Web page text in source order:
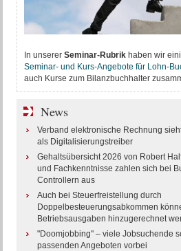
In unserer Seminar-Rubrikhaben wir
Seminar- und Kurs-Angebote für Lohn-
auch Kurse zum Bilanzbuchhalter
News
Verband elektronische Rechnung
als Digitalisierungstreiber
Gehaltsübersicht 2026 von Robert
und Fachkenntnisse zahlen sich bei
Controllern aus
Auch bei Steuerfreistellung durch
Doppelbesteuerungsabkommen
Betriebsausgaben hinzugerechnet
"Doomjobbing" – viele Jobsuchende
passenden Angeboten vorbei